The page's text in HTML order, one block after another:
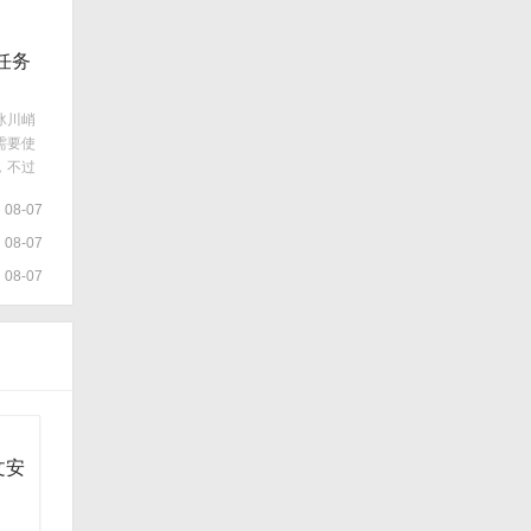
务
川峭
要使
不过
08-07
08-07
08-07
安